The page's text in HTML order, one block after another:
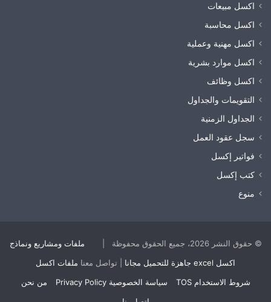
اكسل مبيعات
اكسل محاسبة
اكسل مهنية وعملية
اكسل موارد بشرية
اكسل وظائف
التقويمات والجداول
الجداول الزمنية
سجل عقود العمل
فواتير إكسل
كتب إكسل
منوع
© حقوق النشر 2026، جميع الحقوق محفوظة |
ملفات ومشاريع ونماذج
اكسل excel جاهزة للتحميل مجانا
| تواصل معنا ملفات اكسل
شروط الاستخدام TOS
سياسة الخصوصية Privacy Policy
من نحن